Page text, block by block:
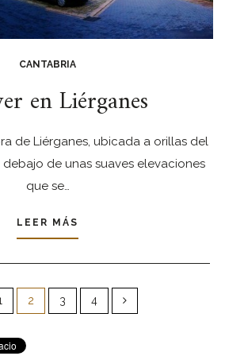
CANTABRIA
en Liérganes
de Liérganes, ubicada a orillas del
debajo de unas suaves elevaciones
que se…
LEER MÁS
2 3 4